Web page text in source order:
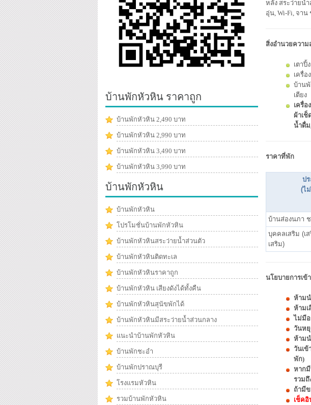
หลัง สระว่ายน้
อุ่น, Wi-Fi, จา
สิ่งอำนวยควา
เตาปิ้
เครื่อ
บ้านพั
เตียง
เครื่อ
ผ้าเช็
น้ำดื่
ราคาที่พัก
ป
(ไ
บ้านส่องนภา
บุคคลเสริม (เ
เสริม)
นโยบายการเข้
ห้ามน
ห้ามเ
ไม่มีอ
วันห
ห้ามน
วันเข้
พัก)
หากมี
รวมถึ
ถ้ามี
เช็คอิ
บ้านพักหัวหิน ราคาถูก
บ้านพักหัวหิน 2,490 บาท
บ้านพักหัวหิน 2,990 บาท
บ้านพักหัวหิน 3,490 บาท
บ้านพักหัวหิน 3,990 บาท
บ้านพักหัวหิน
บ้านพักหัวหิน
โปรโมชั่นบ้านพักหัวหิน
บ้านพักหัวหินสระว่ายน้ำส่วนตัว
บ้านพักหัวหินติดทะเล
บ้านพักหัวหินราคาถูก
บ้านพักหัวหิน เสียงดังได้ทั้งคืน
บ้านพักหัวหินสุนัขพักได้
บ้านพักหัวหินมีสระว่ายน้ำส่วนกลาง
แนะนำบ้านพักหัวหิน
บ้านพักชะอำ
บ้านพักปราณบุรี
โรงแรมหัวหิน
รวมบ้านพักหัวหิน